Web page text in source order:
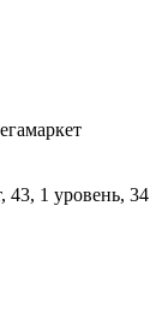
1 уровень, 34